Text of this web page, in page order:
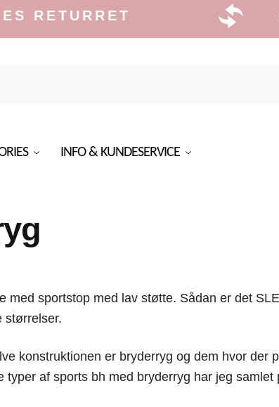
INFO & KUNDESERVICE
med sportstop med lav støtte. Sådan er det
størrelser.
konstruktionen er bryderryg og dem hvor der
af sports bh med bryderryg har jeg samlet